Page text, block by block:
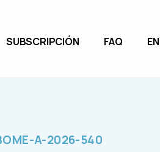
SUBSCRIPCIÓN FAQ
A-2026-540